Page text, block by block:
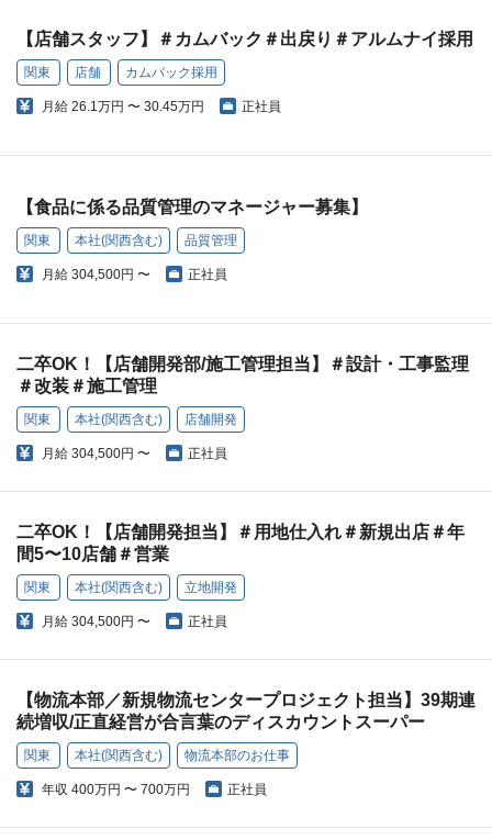
【店舗スタッフ】＃カムバック＃出戻り＃アルムナイ採用
関東 店舗 カムバック採用
月給 26.1万円 〜 30.45万円 正社員
【食品に係る品質管理のマネージャー募集】
関東 本社(関西含む) 品質管理
月給 304,500円 〜 正社員
二卒OK！【店舗開発部/施工管理担当】＃設計・工事監理
＃改装＃施工管理
関東 本社(関西含む) 店舗開発
月給 304,500円 〜 正社員
二卒OK！【店舗開発担当】＃用地仕入れ＃新規出店＃年
間5〜10店舗＃営業
関東 本社(関西含む) 立地開発
月給 304,500円 〜 正社員
【物流本部／新規物流センタープロジェクト担当】39期連
続増収/正直経営が合言葉のディスカウントスーパー
関東 本社(関西含む) 物流本部のお仕事
年収 400万円 〜 700万円 正社員